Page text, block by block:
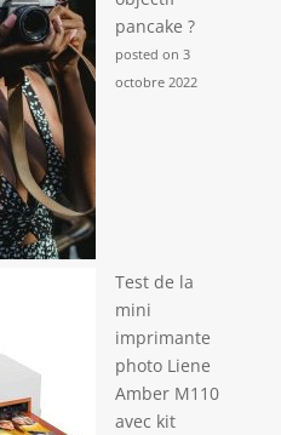
pancake ?
posted on 3
octobre 2022
Test de la
mini
imprimante
photo Liene
Amber M110
avec kit